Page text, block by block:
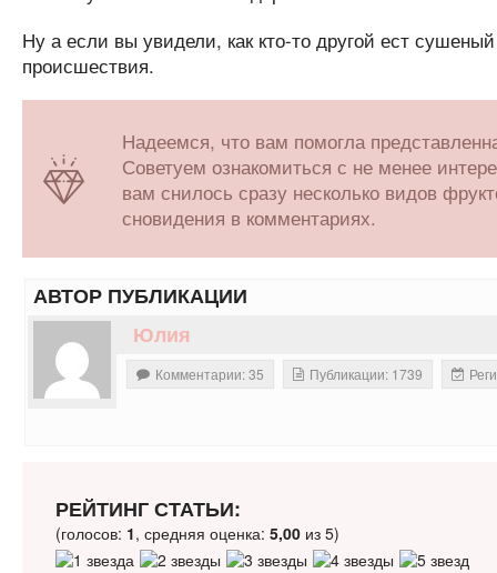
Ну а если вы увидели, как кто-то другой ест
происшествия.
Надеемся, что вам помогла
Советуем ознакомиться с не менее
вам снилось сразу несколько видов
сновидения в комментариях.
АВТОР ПУБЛИКАЦИИ
Юлия
Комментарии: 35 Публикации: 1739
РЕЙТИНГ СТАТЬИ:
(голосов: 1, средняя оценка: 5,00из 5)